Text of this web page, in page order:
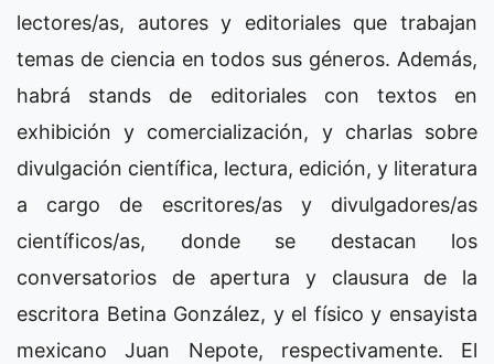
lectores/as, autores y editoriales que trabajan
temas de ciencia en todos sus géneros. Además,
habrá stands de editoriales con textos en
exhibición y comercialización, y charlas sobre
divulgación científica, lectura, edición, y literatura
a cargo de escritores/as y divulgadores/as
científicos/as, donde se destacan los
conversatorios de apertura y clausura de la
escritora Betina González, y el físico y ensayista
mexicano Juan Nepote, respectivamente. El